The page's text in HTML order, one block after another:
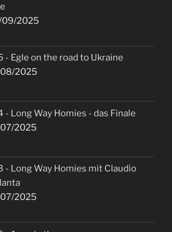
2025
- Egle on the road to Ukraine
2025
- Long Way Homies - das Finale
2025
- Long Way Homies mit Claudio
2025